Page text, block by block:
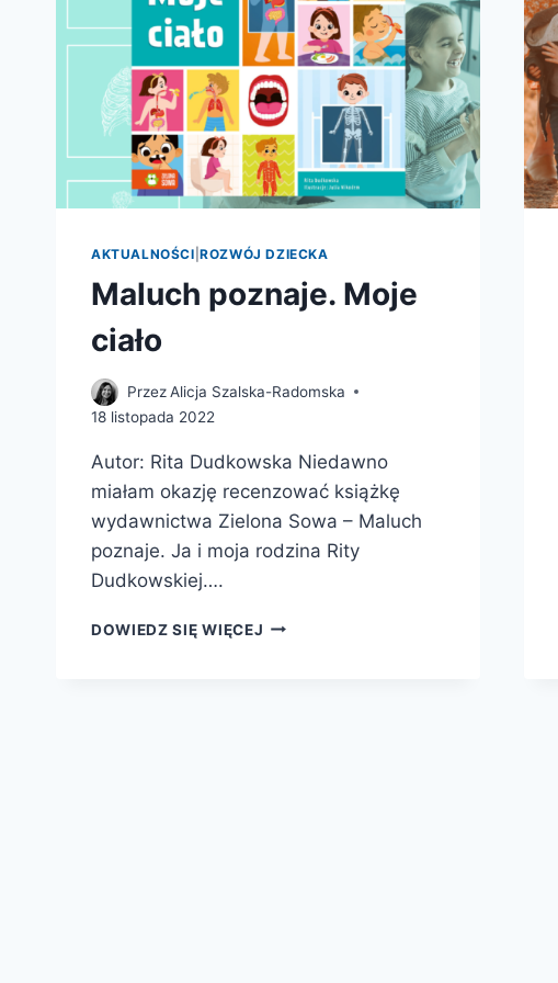
AKTUALNOŚCI |ROZWÓJ DZIECKA
Maluch poznaje. Moje
ciało
PrzezAlicja Szalska-Radomska
18 listopada 2022
Autor: Rita Dudkowska Niedawno
miałam okazję recenzować książkę
wydawnictwa Zielona Sowa – Maluch
poznaje. Ja i moja rodzina Rity
Dudkowskiej….
DOWIEDZ SIĘ WIĘCEJ MALUCH